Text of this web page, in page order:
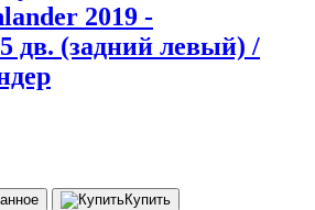
2019 -
дв. (задний левый) /
Купить